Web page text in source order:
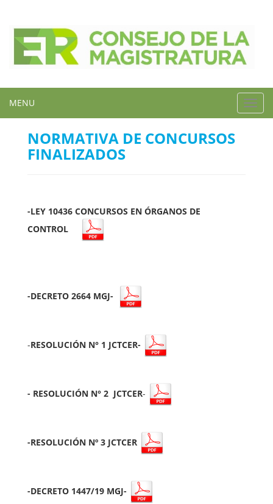
MENU
NORMATIVA DE CONCURSOS
FINALIZADOS
-LEY 10436 CONCURSOS EN ÓRGANOS DE
CONTROL
-DECRETO 2664 MGJ-
-RESOLUCIÓN N° 1 JCTCER-
- RESOLUCIÓN N° 2 JCTCER-
-RESOLUCIÓN Nº 3 JCTCER
-DECRETO 1447/19 MGJ-